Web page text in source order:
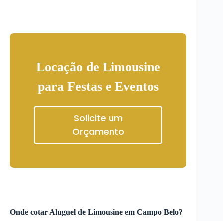
Locação de Limousine
para Festas e Eventos
Solicite um
Orçamento
Onde cotar Aluguel de Limousine em Campo Belo?